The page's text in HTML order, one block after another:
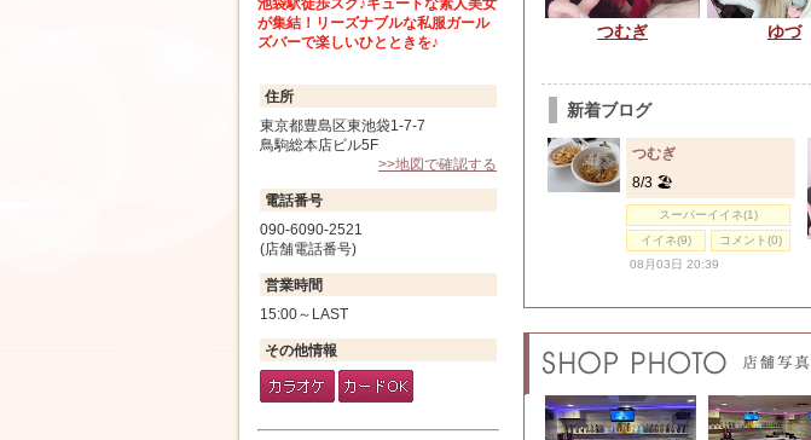
つむぎ ゆづ
新着ブログ
つむぎ
8/3 🏖
スーパーイイネ(1)
イイネ(9)
コメント(0)
08月03日 20:39
池袋駅徒歩スグ♪キュートな素人美女
が集結！リーズナブルな私服ガール
ズバーで楽しいひとときを♪
住所
東京都豊島区東池袋1-7-7
鳥駒総本店ビル5F
>>地図で確認する
電話番号
090-6090-2521
(店舗電話番号)
営業時間
15:00～LAST
その他情報